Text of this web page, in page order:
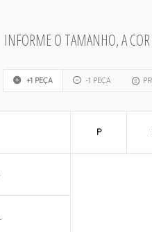
INFORME O TAMANHO, A
+1 PEÇA -1 PEÇA
P